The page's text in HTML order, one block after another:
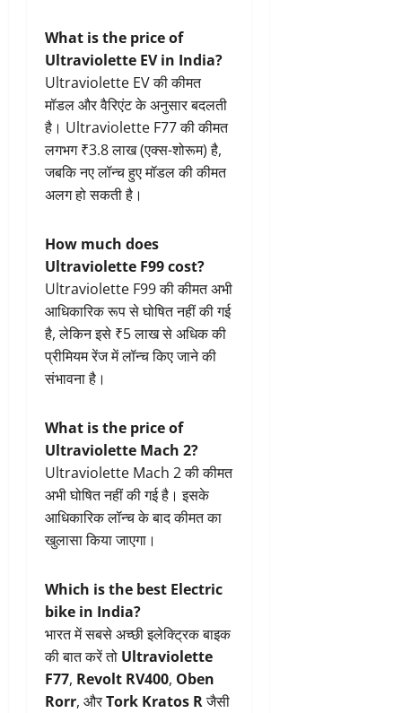
What is the price of
Ultraviolette EV in India?
Ultraviolette EV की कीमत
मॉडल और वैरिएंट के अनुसार बदलती
है। Ultraviolette F77 की कीमत
लगभग ₹3.8 लाख (एक्स-शोरूम) है,
जबकि नए लॉन्च हुए मॉडल की कीमत
अलग हो सकती है।
How much does
Ultraviolette F99 cost?
Ultraviolette F99 की कीमत अभी
आधिकारिक रूप से घोषित नहीं की गई
है, लेकिन इसे ₹5 लाख से अधिक की
प्रीमियम रेंज में लॉन्च किए जाने की
संभावना है।
What is the price of
Ultraviolette Mach 2?
Ultraviolette Mach 2 की कीमत
अभी घोषित नहीं की गई है। इसके
आधिकारिक लॉन्च के बाद कीमत का
खुलासा किया जाएगा।
Which is the best Electric
bike in India?
भारत में सबसे अच्छी इलेक्ट्रिक बाइक
की बात करें तो Ultraviolette
F77, Revolt RV400, Oben
Rorr, औरTork Kratos Rजैसी